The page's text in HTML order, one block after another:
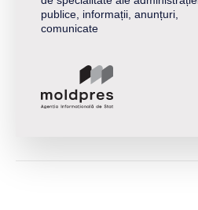
publice, informații, anunțuri,
comunicate